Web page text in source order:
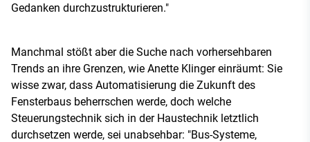
Gedanken durchzustrukturieren."
Manchmal stößt aber die Suche nach vorhersehbaren
Trends an ihre Grenzen, wie Anette Klinger einräumt: Sie
wisse zwar, dass Automatisierung die Zukunft des
Fensterbaus beherrschen werde, doch welche
Steuerungstechnik sich in der Haustechnik letztlich
durchsetzen werde, sei unabsehbar: "Bus-Systeme,